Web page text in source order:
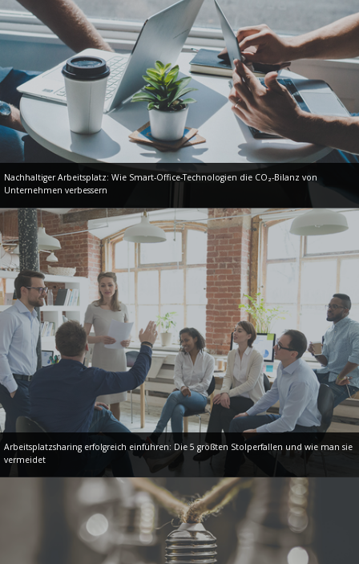
Nachhaltiger Arbeitsplatz: Wie Smart-Office-Technologien die CO₂-Bilanz von
Unternehmen verbessern
Arbeitsplatzsharing erfolgreich einführen: Die 5 größten Stolperfallen und wie man sie
vermeidet